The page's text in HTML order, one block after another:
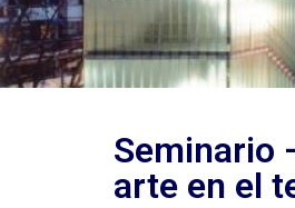
Seminario
arte en el